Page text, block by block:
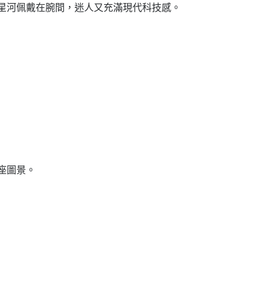
佩戴在腕間，迷人又充滿現代科技感。
圖景。